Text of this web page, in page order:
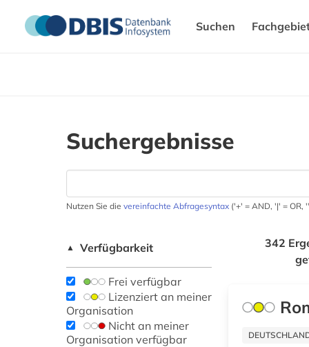
Suchen
Suchergebnisse
Nutzen Sie die vereinfachte Abfragesyntax ('+' = AND, '|' = OR,
▲ Verfügbarkeit
Frei verfügbar
Lizenziert an meiner
Organisation
Nicht an meiner
Organisation verfügbar
342